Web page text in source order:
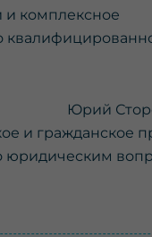
и комплексное
Юрий
и гражданское
юридическим